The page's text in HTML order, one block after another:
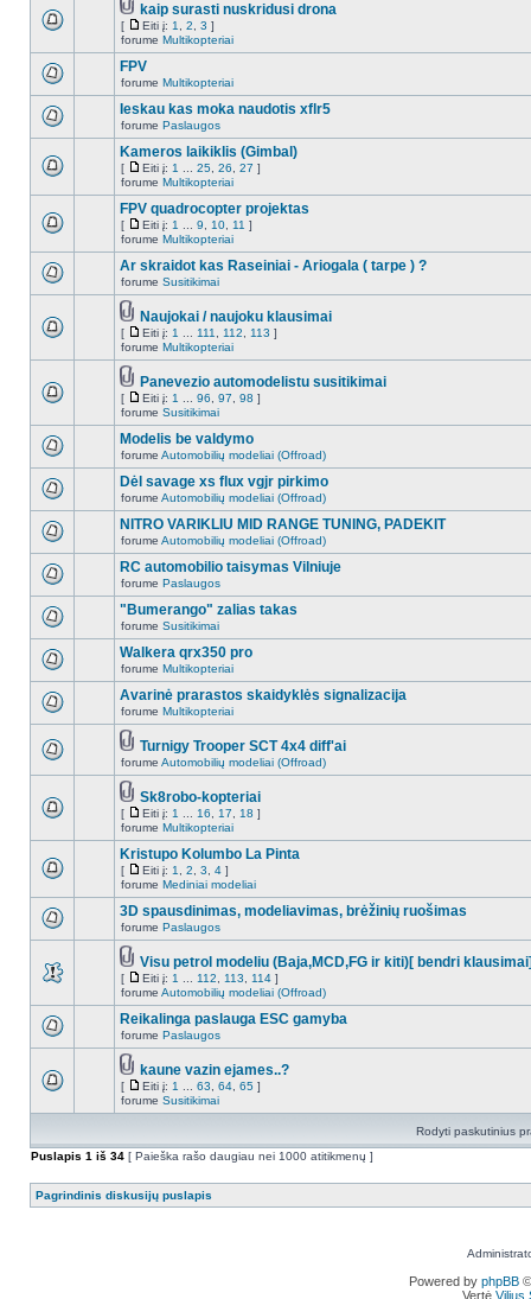
kaip surasti nuskridusi drona
[ Eiti į: 1 2 3 ]
forume Multikopteriai
FPV
forume Multikopteriai
Ieskau kas moka naudotis xflr5
forume Paslaugos
Kameros laikiklis (Gimbal)
[ Eiti į: 1 25 26 27 ]
forume Multikopteriai
FPV quadrocopter projektas
[ Eiti į: 1 9 10 11 ]
forume Multikopteriai
Ar skraidot kas Raseiniai - Ariogala ( tarpe ) ?
forume Susitikimai
Naujokai / naujoku klausimai
[ Eiti į: 1 111 112 113 ]
forume Multikopteriai
Panevezio automodelistu susitikimai
[ Eiti į: 1 96 97 98 ]
forume Susitikimai
Modelis be valdymo
forume Automobilių modeliai (Offroad)
Dėl savage xs flux vgjr pirkimo
forume Automobilių modeliai (Offroad)
NITRO VARIKLIU MID RANGE TUNING, PADEKIT
forume Automobilių modeliai (Offroad)
RC automobilio taisymas Vilniuje
forume Paslaugos
"Bumerango" zalias takas
forume Susitikimai
Walkera qrx350 pro
forume Multikopteriai
Avarinė prarastos skaidyklės signalizacija
forume Multikopteriai
Turnigy Trooper SCT 4x4 diff'ai
forume Automobilių modeliai (Offroad)
Sk8robo-kopteriai
[ Eiti į: 1 16 17 18 ]
forume Multikopteriai
Kristupo Kolumbo La Pinta
[ Eiti į: 1 2 3 4 ]
forume Mediniai modeliai
3D spausdinimas, modeliavimas, brėžinių ruošimas
forume Paslaugos
Visu petrol modeliu (Baja,MCD,FG ir kiti)[ bendri
[ Eiti į: 1 112 113 114 ]
forume Automobilių modeliai (Offroad)
Reikalinga paslauga ESC gamyba
forume Paslaugos
kaune vazin ejames..?
[ Eiti į: 1 63 64 65 ]
forume Susitikimai
Rodyti paskutinius
Puslapis 1 iš 34 [ Paieška rašo daugiau nei 1000 atitikmenų ]
Pagrindinis diskusijų puslapis
Powered by phpBB
Vertė Vilius